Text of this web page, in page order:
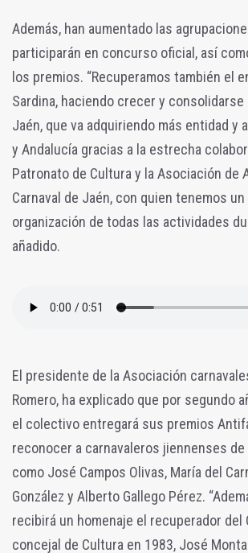
Además, han aumentado las
participarán en concurso oficial, así
los premios. “Recuperamos también el
Sardina, haciendo crecer y consolidarse
Jaén, que va adquiriendo más entidad y
y Andalucía gracias a la estrecha
Patronato de Cultura y la Asociación de
Carnaval de Jaén, con quien tenemos
organización de todas las actividades
añadido.
El presidente de la Asociación
Romero, ha explicado que por segundo
el colectivo entregará sus premios
reconocer a carnavaleros jiennenses
como José Campos Olivas, María del
González y Alberto Gallego Pérez.
recibirá un homenaje el recuperador del
concejal de Cultura en 1983, José